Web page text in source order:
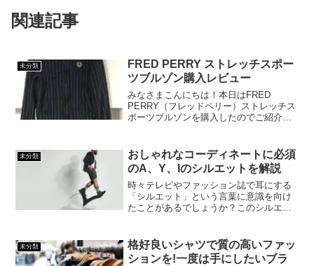
関連記事
未分類
FRED PERRY ストレッチスポー
ツブルゾン購入レビュー
みなさまこんにちは！本日はFRED
PERRY（フレッドペリー）ストレッチス
ポーツブルゾンを購入したのでご紹介し
すいアイテムが魅力のブランドです。今
回はFRED ...
未分類
おしゃれなコーディネートに必須
のA、Y、Iのシルエットを解説
時々テレビやファッション誌で耳にする
「シルエット」という言葉に意識を向け
たことがあるでしょうか？このシルエッ
ートに自信が持てない人は、シルエット
への配慮が足りないからか...
未分類
格好良いシャツで質の高いファッ
ションを!一度は手にしたいブラ